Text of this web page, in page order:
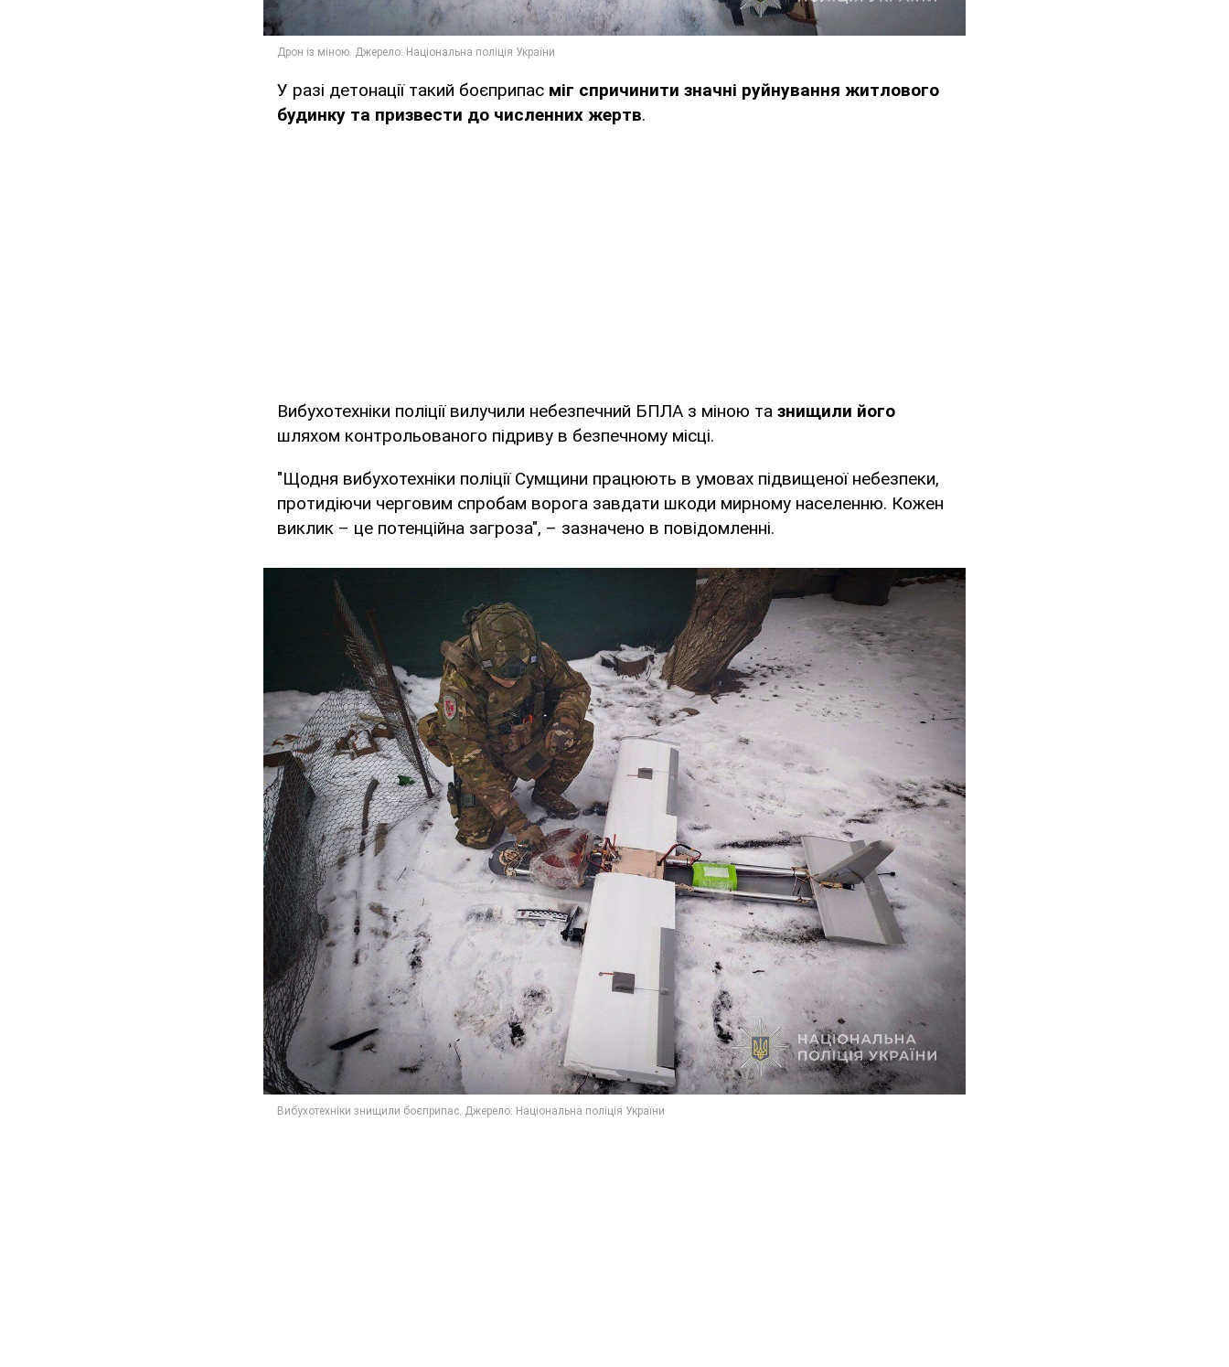
У разі детонації такий боєприпас міг спричинити значні руйнування житлового
будинку та призвести до численних жертв.
Вибухотехніки поліції вилучили небезпечний БПЛА з міною та знищили його
шляхом контрольованого підриву в безпечному місці.
"Щодня вибухотехніки поліції Сумщини працюють в умовах підвищеної небезпеки,
протидіючи черговим спробам ворога завдати шкоди мирному населенню. Кожен
виклик – це потенційна загроза", – зазначено в повідомленні.